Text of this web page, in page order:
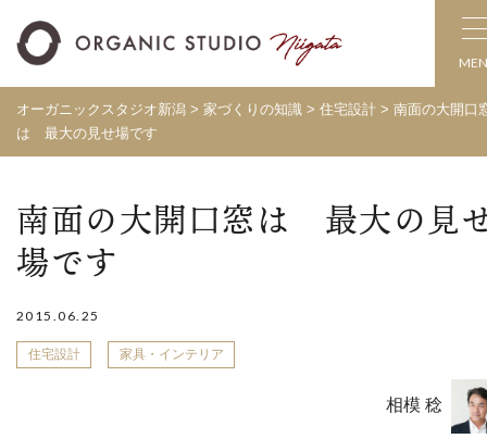
オーガニックスタジオ新潟 > 家づくりの知識 > 住宅設計 > 南面の大開口
は 最大の見せ場です
南面の大開口窓は 最大の見
場です
2015.06.25
住宅設計 家具・インテリア
相模 稔